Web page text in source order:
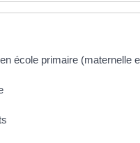
école primaire (maternelle